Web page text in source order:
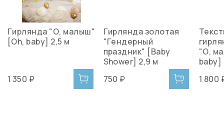
Гирлянда "О, малыш"
[Oh, baby] 2,5 м
1 350 ₽
Гирлянда золотая
"Гендерный
праздник" [Baby
Shower] 2,9 м
750 ₽
"О,
baby]
1 800